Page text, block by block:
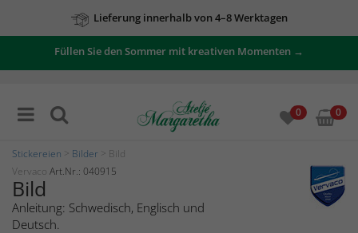
Lieferung innerhalb von 4–8 Werktagen
Füllen Sie den Sommer mit kreativen Momenten →
0 0
Stickereien Bilder > Bild
Vervaco Art.Nr.: 040915
Bild
Anleitung: Schwedisch, Englisch und
Deutsch.